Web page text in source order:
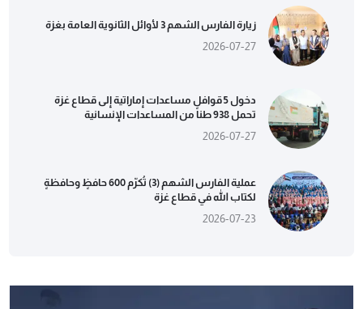
زيارة الفارس الشهم 3 لأوائل الثانوية العامة بغزة
2026-07-27
دخول 5 قوافل مساعدات إماراتية إلى قطاع غزة
تحمل 938 طناً من المساعدات الإنسانية
2026-07-27
عملية الفارس الشهم (3) تُكرّم 600 حافظٍ وحافظةٍ
لكتاب الله في قطاع غزة
2026-07-23